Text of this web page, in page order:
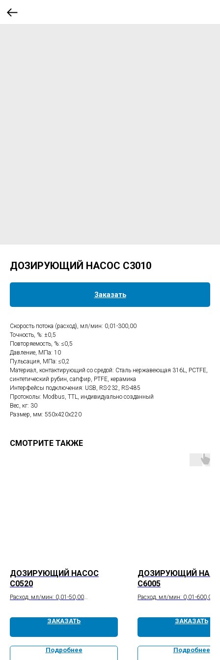
ДОЗИРУЮЩИЙ НАСОС С3010
Заказать
Скорость потока (расход), мл/мин: 0,01-300,00
Точность, %: ±0,5
Повторяемость, %: ≤0,5
Давление, МПа: 10
Пульсация, МПа: ≤0,2
Материал, контактирующий со средой: Сталь нержавеющая 316L, PCTFE,
синтетический рубин, сапфир, PTFE, керамика
Интерфейсы подключения: USB, RS-232, RS-485
Протоколы: Modbus, TTL, индивидуально созданный
Вес, кг: 30
Размер, мм: 550х420х220
СМОТРИТЕ ТАКЖЕ
ДОЗИРУЮЩИЙ НАСОС
С0520
Расход, мл/мин: 0,01-50,00
Давление, МПа: 20ЗАКАЗАТЬ
Подробнее
ДОЗИРУЮЩИЙ
С6005
Расход, мл/мин: 0,01-600,00
Давление, МПа: 5ЗАКАЗАТЬ
Подробнее